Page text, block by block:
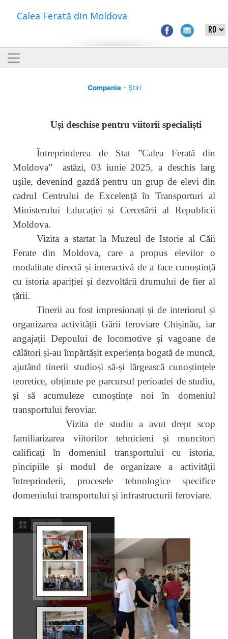
Calea Ferată din Moldova
Companie- Știri
Uși deschise pentru viitorii specialiști
Întreprinderea de Stat ”Calea Ferată din
Moldova” astăzi, 03 iunie 2025, a deschis larg
ușile, devenind gazdă pentru un grup de elevi din
cadrul Centrului de Excelență în Transporturi al
Ministerului Educației și Cercetării al Republicii
Moldova.
Vizita a startat la Muzeul de Istorie al Căii
Ferate din Moldova, care a propus elevilor o
modalitate directă și interactivă de a face cunoștință
cu istoria apariției și dezvoltării drumului de fier al
țării.
Tinerii au fost impresionați și de interiorul și
organizarea activității Gării feroviare Chișinău, iar
angajații Depoului de locomotive și vagoane de
călători și-au împărtășit experiența bogată de muncă,
ajutând tinerii studioși să-și lărgească cunoștințele
teoretice, obținute pe parcursul perioadei de studiu,
și să acumuleze cunoștințe noi în domeniul
transportului feroviar.
Vizita de studiu a avut drept scop
familiarizarea viitorilor tehnicieni și muncitori
calificați în domeniul transportului cu istoria,
pincipiile şi modul de organizare a activităţii
întreprinderii, procesele tehnologice specifice
domeniului transportului și infrastructurii feroviare.